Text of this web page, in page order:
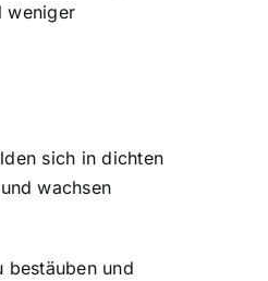
weniger
sich in dichten
wachsen
bestäuben und